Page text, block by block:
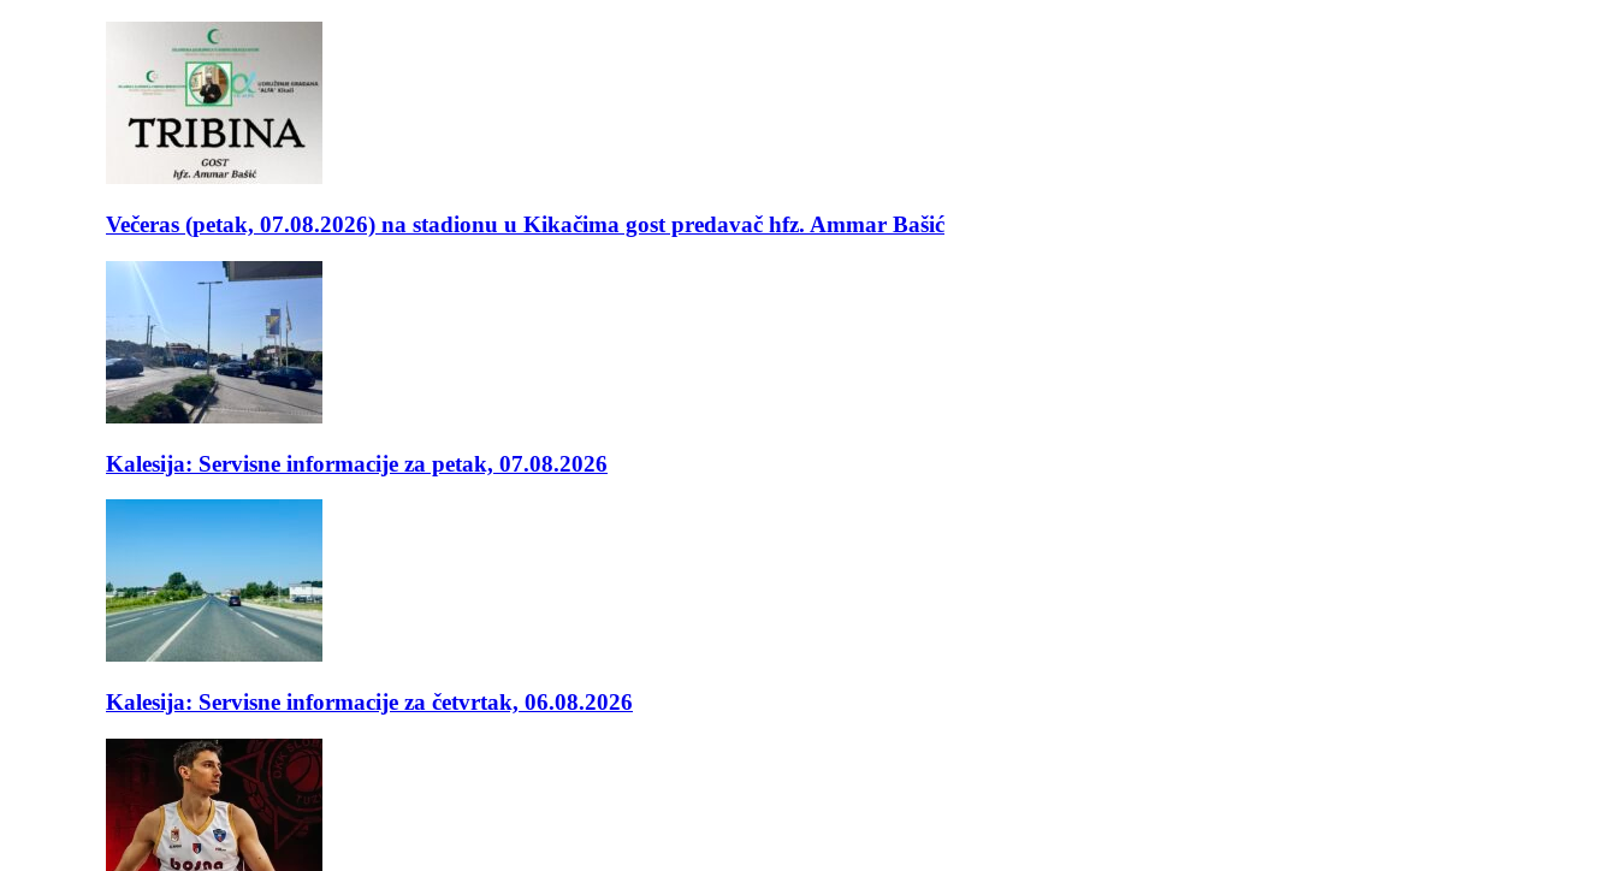
Večeras (petak, 07.08.2026) na stadionu u Kikačima gost predavač hfz. Ammar Bašić
Kalesija: Servisne informacije za petak, 07.08.2026
Kalesija: Servisne informacije za četvrtak, 06.08.2026